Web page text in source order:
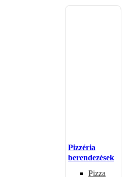
Pizzéria
berendezések
Pizza